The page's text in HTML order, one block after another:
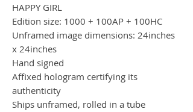
HAPPY GIRL
Edition size: 1000 + 100AP + 100HC
Unframed image dimensions: 24inches
x 24inches
Hand signed
Affixed hologram certifying its
authenticity
Ships unframed, rolled in a tube